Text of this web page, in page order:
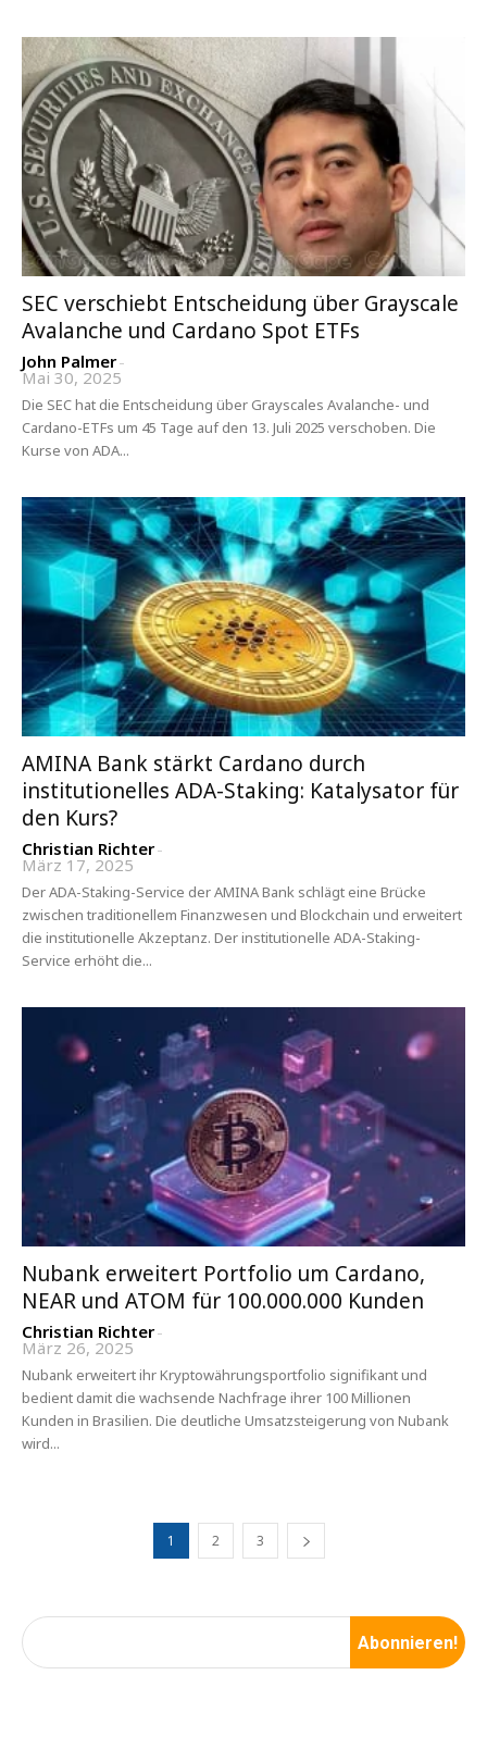
SEC verschiebt Entscheidung über Grayscale
Avalanche und Cardano Spot ETFs
John Palmer-
Mai 30, 2025
Die SEC hat die Entscheidung über Grayscales Avalanche- und
Cardano-ETFs um 45 Tage auf den 13. Juli 2025 verschoben. Die
Kurse von ADA...
AMINA Bank stärkt Cardano durch
institutionelles ADA-Staking: Katalysator für
den Kurs?
Christian Richter-
März 17, 2025
Der ADA-Staking-Service der AMINA Bank schlägt eine Brücke
zwischen traditionellem Finanzwesen und Blockchain und erweitert
die institutionelle Akzeptanz. Der institutionelle ADA-Staking-
Service erhöht die...
Nubank erweitert Portfolio um Cardano,
NEAR und ATOM für 100.000.000 Kunden
Christian Richter-
März 26, 2025
Nubank erweitert ihr Kryptowährungsportfolio signifikant und
bedient damit die wachsende Nachfrage ihrer 100 Millionen
Kunden in Brasilien. Die deutliche Umsatzsteigerung von Nubank
wird...
1 2 3